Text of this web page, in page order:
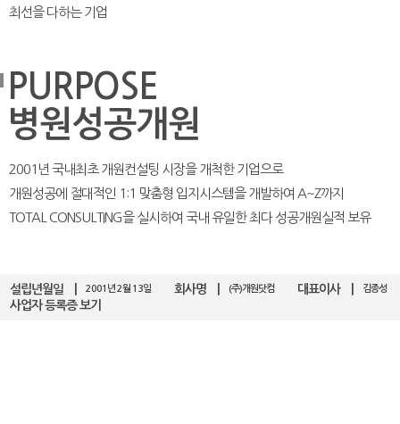
최선을 다하는 기업
PURPOSE
병원성공개원
2001년 국내최초 개원컨설팅 시장을 개척한 기업으로
개원성공에 절대적인 1:1 맞춤형 입지시스템을 개발하여 A~Z까지
TOTAL CONSULTING을 실시하여 국내 유일한 최다 성공개원실적 보유
설립년월일 2001년 2월 13일 회사명 (주)개원닷컴 대표이사 김종성
사업자 등록증 보기